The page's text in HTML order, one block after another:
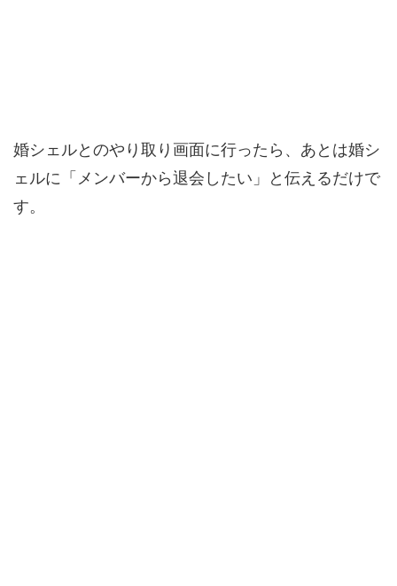
婚シェルとのやり取り画面に行ったら、あとは婚シ
ェルに「メンバーから退会したい」と伝えるだけで
す。